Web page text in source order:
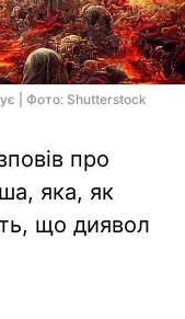
| Фото: Shutterstock
про
яка, як
що диявол